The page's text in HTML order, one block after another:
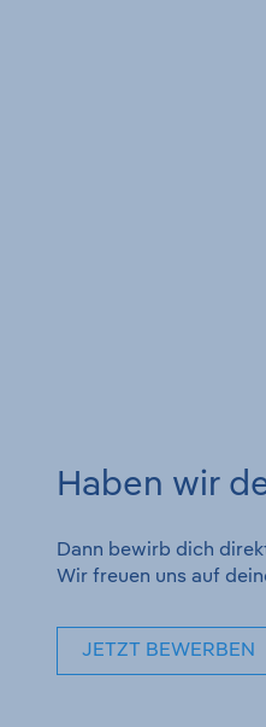
Haben wir
Dann bewirb dich
Wir freuen uns auf
JETZT BEWERBEN